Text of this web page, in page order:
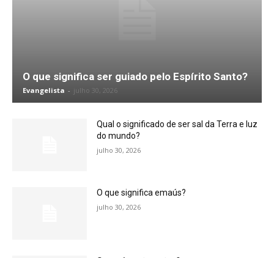
O que significa ser guiado pelo Espírito Santo?
Evangelista - julho 30, 2026
Qual o significado de ser sal da Terra e luz
do mundo?
julho 30, 2026
O que significa emaús?
julho 30, 2026